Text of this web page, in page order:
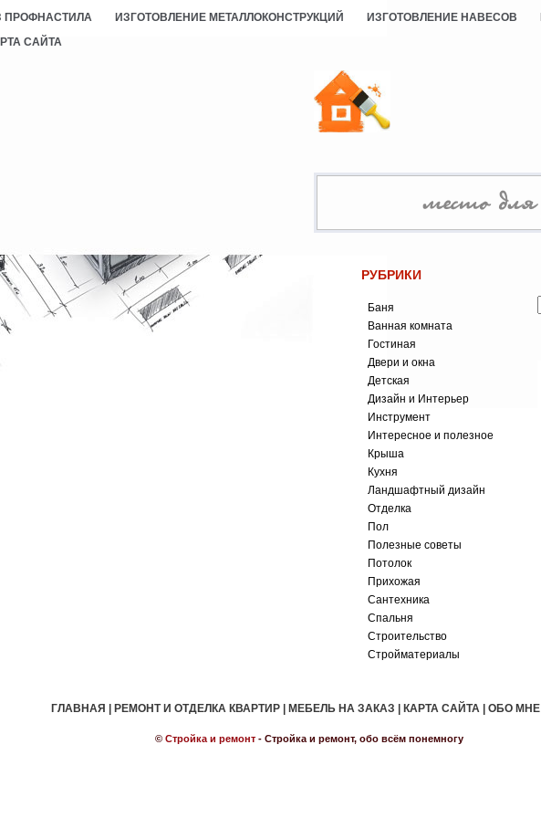
ПРОФНАСТИЛА ИЗГОТОВЛЕНИЕ МЕТАЛЛОКОНСТРУКЦИЙ ИЗГОТОВЛЕНИЕ НАВЕСОВ
САЙТА
РУБРИКИ
Баня
Ванная комната
Гостиная
Двери и окна
Детская
Дизайн и Интерьер
Инструмент
Интересное и полезное
Крыша
Кухня
Ландшафтный дизайн
Отделка
Пол
Полезные советы
Потолок
Прихожая
Сантехника
Спальня
Строительство
Стройматериалы
ГЛАВНАЯ РЕМОНТ И ОТДЕЛКА КВАРТИР МЕБЕЛЬ НА ЗАКАЗ КАРТА САЙТА ОБО МНЕ
© Стройка и ремонт- Стройка и ремонт, обо всём понемногу